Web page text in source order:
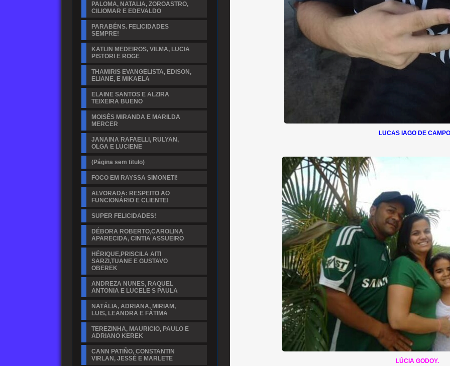
PALOMA, NATALIA, ZOROASTRO,
CILIOMAR E EDEVALDO
PARABÉNS. FELICIDADES
SEMPRE!
KATLIN MEDEIROS, VILMA, LUCIA
PISTORI E ROGE
THAMIRIS EVANGELISTA, EDISON,
ELIANE, E MIKAELA
ELAINE SANTOS E ALZIRA
TEIXEIRA BUENO
MOISÉS MIRANDA E MARILDA
MERCER
JANAINA RAFAELLI, RULYAN,
OLGA E LUCIENE
(Página sem titulo)
FOCO EM RAYSSA SIMONETI!
ALVORADA: RESPEITO AO
FUNCIONÁRIO E CLIENTE!
SUPER FELICIDADES!
DÉBORA ROBERTO,CAROLINA
APARECIDA, CINTIA ASSUEIRO
HÉRIQUE,PRISCILA AITI
SARZI,TUANE E GUSTAVO
OBEREK
ANDREZA NUNES, RAQUEL
ANTONIA E LUCELE S PAULA
NATÁLIA, ADRIANA, MIRIAM,
LUIS, LEANDRA E FÁTIMA
TEREZINHA, MAURICIO, PAULO E
ADRIANO KEREK
CANN PATIÑO, CONSTANTIN
VIRLAN, JESSÉ E MARLETE
LUCAS IAGO DE
LÚCIA GODOY.